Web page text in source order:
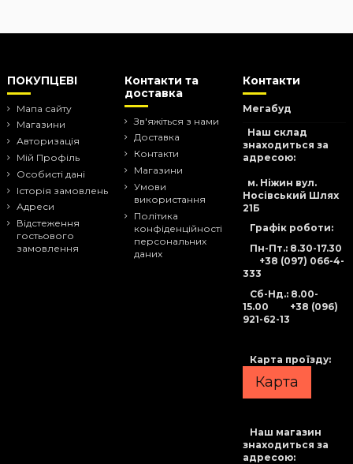
ПОКУПЦЕВІ
Мапа сайту
Магазини
Авторизація
Мій Профіль
Особисті дані
Історія замовлень
Адреси
Відстеження
гостьового
замовлення
Контакти та
доставка
Зв'яжіться з нами
Доставка
Контакти
Магазини
Умови
використання
Політика
конфіденційності
персональних
даних
Контакти
Мегабуд
Наш склад
знаходиться за
адресою:
м. Ніжин вул.
Носівський Шлях
21Б
Графік роботи:
Пн-Пт.: 8.30-17.30
+38 (097) 066-4-
333
Сб-Нд.: 8.00-
15.00 +38 (096)
921-62-13
Карта проїзду:
Карта
Наш магазин
знаходиться за
адресою: